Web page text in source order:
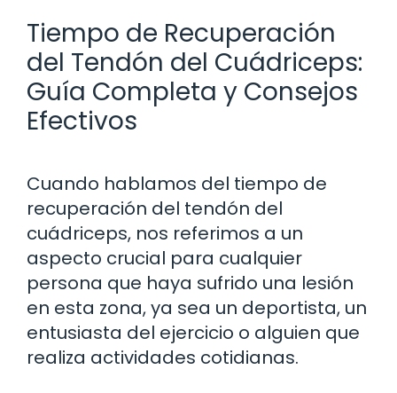
Tiempo de Recuperación
del Tendón del Cuádriceps:
Guía Completa y Consejos
Efectivos
Cuando hablamos del tiempo de
recuperación del tendón del
cuádriceps, nos referimos a un
aspecto crucial para cualquier
persona que haya sufrido una lesión
en esta zona, ya sea un deportista, un
entusiasta del ejercicio o alguien que
realiza actividades cotidianas.